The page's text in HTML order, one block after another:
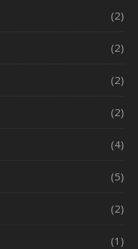
(2)
(2)
(2)
(2)
(4)
(5)
(2)
(1)